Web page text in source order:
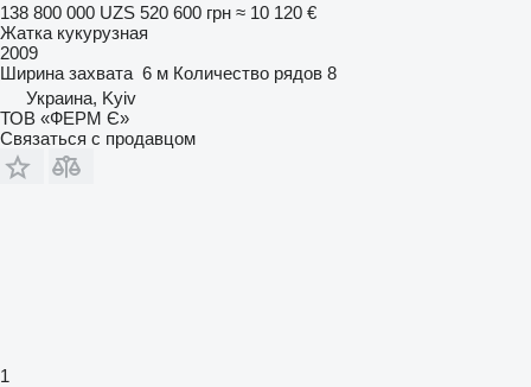
138 800 000 UZS 520 600 грн ≈ 10 120 €
Жатка кукурузная
2009
Ширина захвата 6 м Количество рядов 8
Украина, Kyiv
ТОВ «ФЕРМ Є»
Связаться с продавцом
1